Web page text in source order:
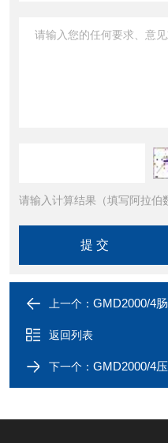
请输入计算结果（填写阿拉伯
上一个： GMD2000/4
返回列表
下一个： GMD2000/4